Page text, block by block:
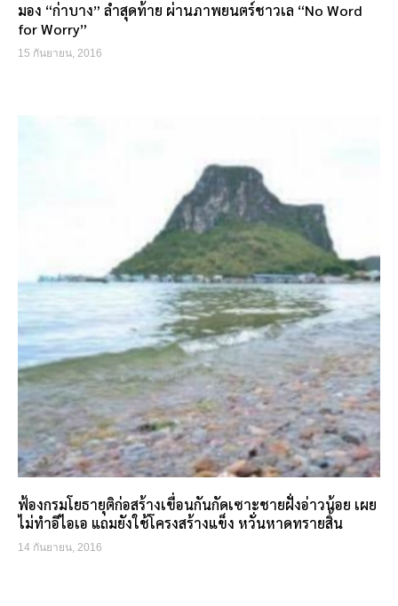
มอง “ก่าบาง” ลำสุดท้าย ผ่านภาพยนตร์ชาวเล “No Word
for Worry”
15 กันยายน, 2016
ฟ้องกรมโยธายุติก่อสร้างเขื่อนกันกัดเซาะชายฝั่งอ่าวน้อย เผย
ไม่ทำอีไอเอ แถมยังใช้โครงสร้างแข็ง หวั่นหาดทรายสิ้น
14 กันยายน, 2016